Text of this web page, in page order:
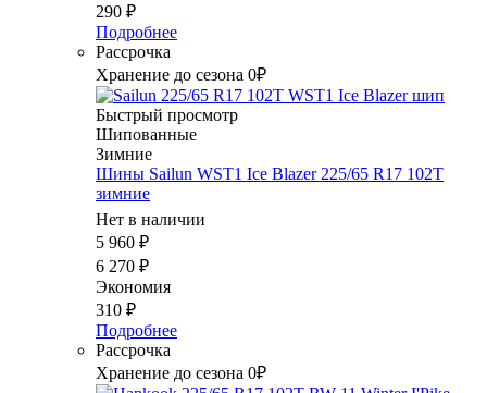
290 ₽
Подробнее
Рассрочка
Хранение до сезона 0₽
Быстрый просмотр
Шипованные
Зимние
Шины Sailun WST1 Ice Blazer 225/65 R17 102T
зимние
Нет в наличии
5 960 ₽
6 270 ₽
Экономия
310 ₽
Подробнее
Рассрочка
Хранение до сезона 0₽